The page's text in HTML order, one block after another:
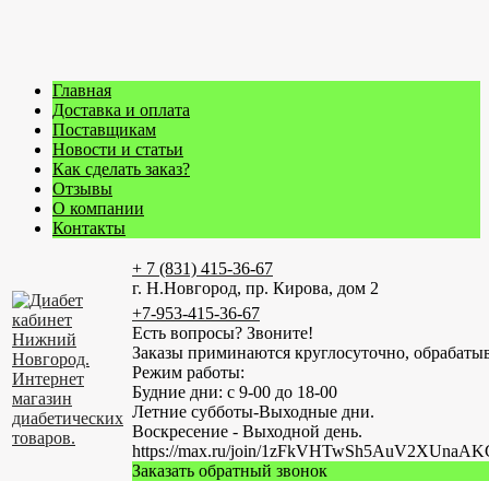
Главная
Доставка и оплата
Поставщикам
Новости и статьи
Как сделать заказ?
Отзывы
О компании
Контакты
+ 7 (831) 415-36-67
г. Н.Новгород, пр. Кирова, дом 2
+7-953-415-36-67
Есть вопросы? Звоните!
Заказы приминаются круглосуточно,
Режим работы:
Будние дни: с 9-00 до 18-00
Летние субботы-Выходные дни.
Воскресение - Выходной день.
https://max.ru/join/
Заказать обратный звонок